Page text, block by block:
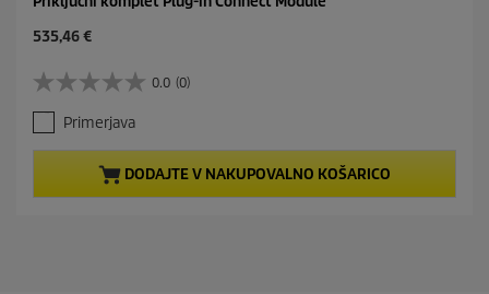
C
r
e
n
t
r
535,46 €
0.0 (0)
0
.
0
o
Primerjava
DODAJTE V NAKUPOVALNO KOŠARICO